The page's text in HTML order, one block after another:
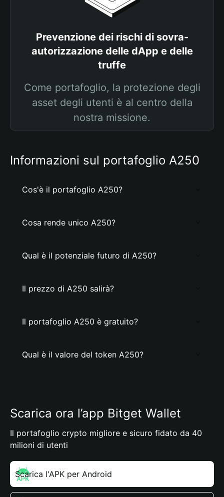
Prevenzione dei rischi di sovra-
autorizzazione delle dApp e delle
truffe
Come portafoglio, la protezione degli
asset degli utenti è al centro della
nostra missione.
Informazioni sul portafoglio A250
Cos'è il portafoglio A250?
Cosa rende unico A250?
Qual è il potenziale futuro di A250?
Il prezzo di A250 salirà?
Il portafoglio A250 è gratuito?
Qual è il valore del token A250?
Scarica ora l’app Bitget Wallet
Il portafoglio crypto migliore e sicuro fidato da 40
milioni di utenti
Scarica l'APK per Android